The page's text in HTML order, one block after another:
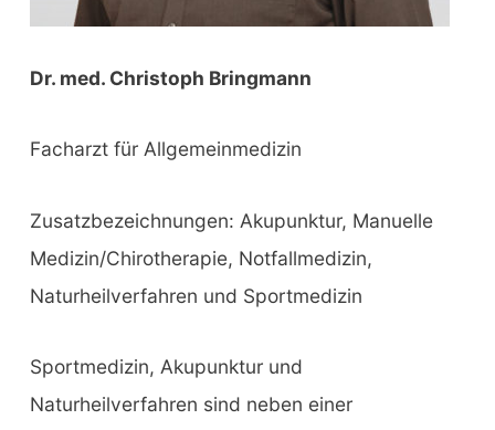
Dr. med. Christoph Bringmann
Facharzt für Allgemeinmedizin
Zusatzbezeichnungen: Akupunktur, Manuelle
Medizin/Chirotherapie, Notfallmedizin,
Naturheilverfahren und Sportmedizin
Sportmedizin, Akupunktur und
Naturheilverfahren sind neben einer